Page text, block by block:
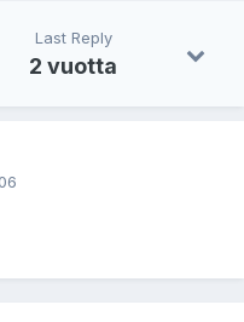
Last Reply
2 vuotta